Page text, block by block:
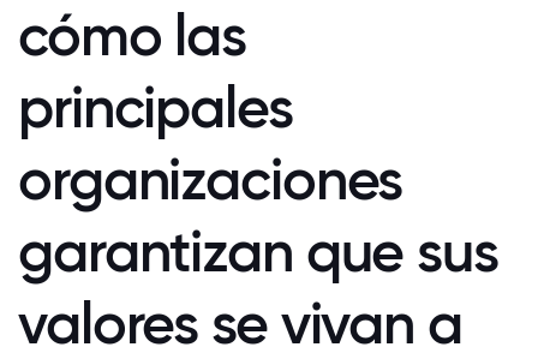
cómo las
principales
organizaciones
garantizan que sus
valores se vivan a